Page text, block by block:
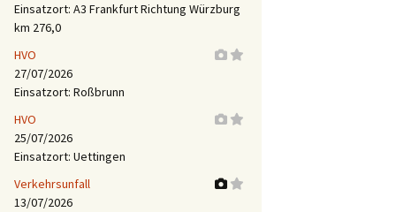
Einsatzort: A3 Frankfurt Richtung Würzburg
km 276,0
HVO
27/07/2026
Einsatzort: Roßbrunn
HVO
25/07/2026
Einsatzort: Uettingen
Verkehrsunfall
13/07/2026